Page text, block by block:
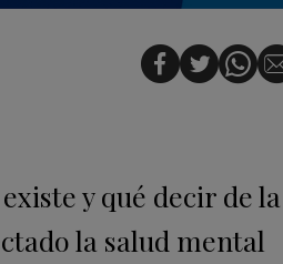
y qué decir de la
la salud mental